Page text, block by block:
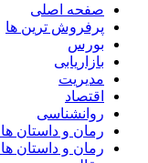
صفحه اصلی
پرفروش ترین ها
بورس
بازاریابی
مدیریت
اقتصاد
روانشناسی
رمان و داستان
رمان و داستان